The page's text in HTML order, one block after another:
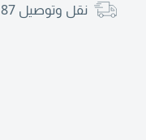
نقل وتوصيل 87